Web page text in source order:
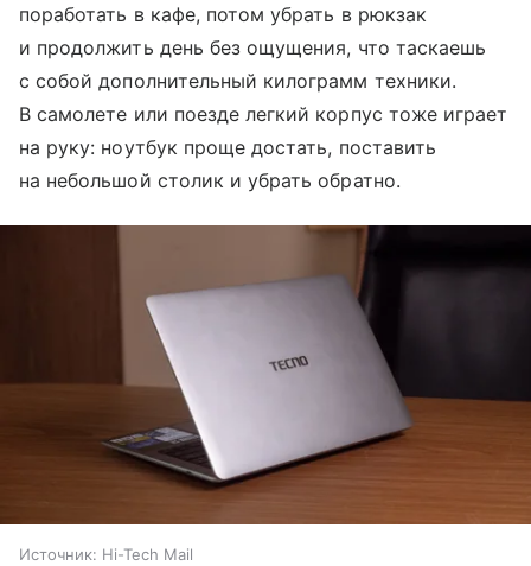
поработать в кафе, потом убрать в рюкзак
и продолжить день без ощущения, что таскаешь
с собой дополнительный килограмм техники.
В самолете или поезде легкий корпус тоже играет
на руку: ноутбук проще достать, поставить
на небольшой столик и убрать обратно.
Источник: Hi-Tech Mail